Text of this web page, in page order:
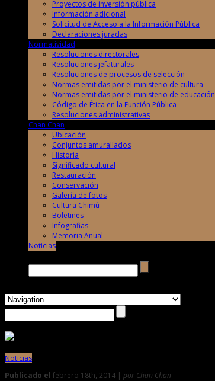
Proyectos de inversión pública
Información adicional
Solicitud de Acceso a la Información Pública
Declaraciones juradas
Normatividad
Resoluciones directorales
Resoluciones jefaturales
Resoluciones de procesos de selección
Normas emitidas por el ministerio de cultura
Normas emitidas por el ministerio de educación
Código de Ética en la Función Pública
Resoluciones administrativas
Chan Chan
Ubicación
Conjuntos amurallados
Historia
Significado cultural
Restauración
Conservación
Galería de fotos
Cultura Chimú
Boletines
Infografias
Memoria Anual
Noticias
Noticias
Publicado el febrero 18th, 2014 | por Chan Chan